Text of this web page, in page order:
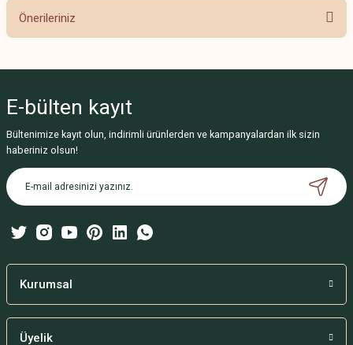
Önerileriniz
Görüş ve önerileriniz için teşekkür ederiz.
Ürün resmi kalitesiz, bozuk veya görüntülenemiyor.
Ürün açıklamasında eksik bilgiler bulunuyor.
Ürün bilgilerinde hatalar bulunuyor.
Bu ürüne benzer farklı alternatifler olmalı.
E-bülten kayıt
Bültenimize kayıt olun, indirimli ürünlerden ve kampanyalardan ilk sizin
haberiniz olsun!
Kurumsal
Üyelik